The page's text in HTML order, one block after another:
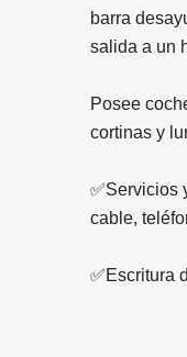
barra
salida a un
Posee
cortinas y
✅️Servicios
cable,
✅️Escritura